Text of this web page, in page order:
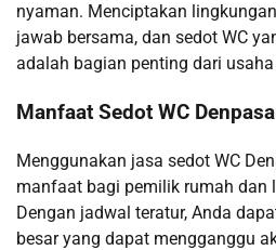
nyaman. Menciptakan
jawab bersama, dan sedot WC
adalah bagian penting dari
Manfaat Sedot WC
Menggunakan jasa sedot WC
manfaat bagi pemilik rumah dan
Dengan jadwal teratur, Anda
besar yang dapat mengganggu